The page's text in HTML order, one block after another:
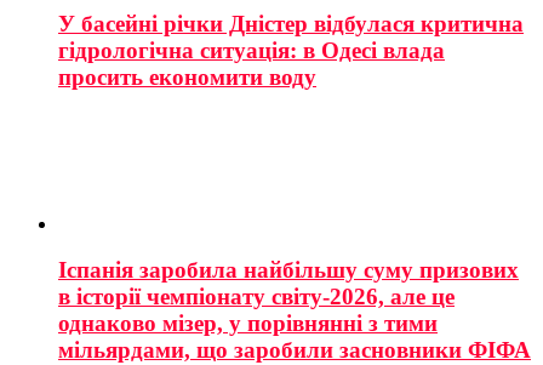
У басейні річки Дністер відбулася критична
гідрологічна ситуація: в Одесі влада
просить економити воду
Іспанія заробила найбільшу суму призових
в історії чемпіонату світу-2026, але це
однаково мізер, у порівнянні з тими
мільярдами, що заробили засновники ФІФА